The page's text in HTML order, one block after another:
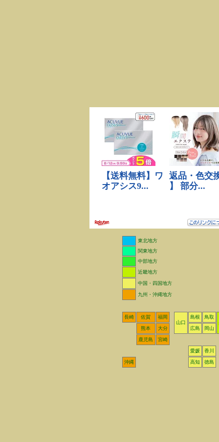
東北地方
関東地方
中部地方
近畿地方
中国・四国地方
九州・沖縄地方
長崎 佐賀
福岡
山口
島根
鳥取
熊本
大分 広島 岡山
鹿児島 宮崎
愛媛 香川
沖縄 高知 徳島